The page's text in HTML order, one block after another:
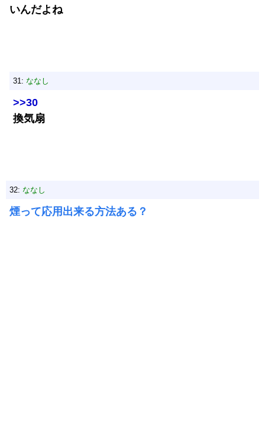
いんだよね
31: ななし
>>30
換気扇
32: ななし
煙って応用出来る方法ある？